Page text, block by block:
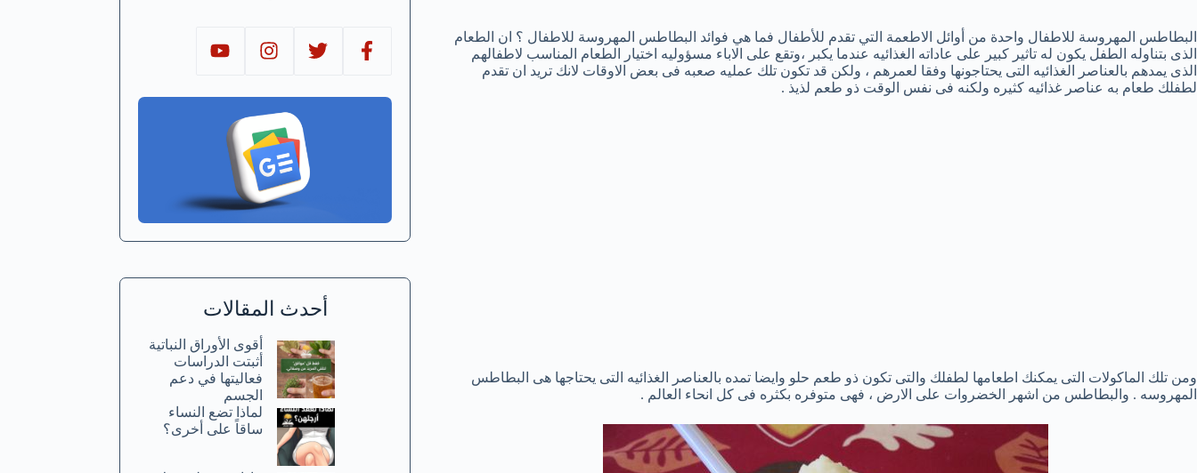
البطاطس المهروسة للاطفال واحدة من أوائل الاطعمة التي تقدم للأطفال فما هي فوائد البطاطس المهروسة للاطفال ؟ ان الطعام
الذى بتناوله الطفل يكون له تاثير كبير على عاداته الغذائيه عندما يكبر ،وتقع على الاباء مسؤوليه اختيار الطعام المناسب لاطفالهم
الذى يمدهم بالعناصر الغذائيه التى يحتاجونها وفقا لعمرهم ، ولكن قد تكون تلك عمليه صعبه فى بعض الاوقات لانك تريد ان تقدم
لطفلك طعام به عناصر غذائيه كثيره ولكنه فى نفس الوقت ذو طعم لذيذ .
ومن تلك الماكولات التى يمكنك اطعامها لطفلك والتى تكون ذو طعم حلو وايضا تمده بالعناصر الغذائيه التى يحتاجها هى البطاطس
المهروسه . والبطاطس من اشهر الخضروات على الارض ، فهى متوفره بكثره فى كل انحاء العالم .
أحدث المقالات
أقوى الأوراق النباتية
أثبتت الدراسات
فعاليتها في دعم
الجسم
لماذا تضع النساء
ساقاً على أخرى؟